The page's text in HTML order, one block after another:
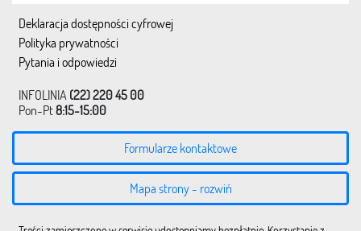
Deklaracja dostępności cyfrowej
Polityka prywatności
Pytania i odpowiedzi
INFOLINIA (22) 220 45 00
Pon-Pt8:15-15:00
Formularze kontaktowe
Mapa strony - rozwiń